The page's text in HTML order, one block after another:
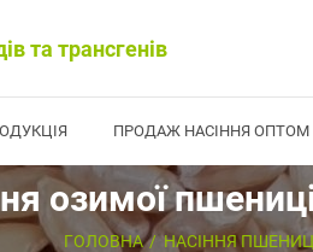
та трансгенів
ПРОДАЖ НАСІННЯ ОПТОМ
озимої
ГОЛОВНА НАСІННЯ